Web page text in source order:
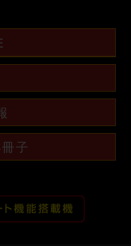
モーションムービー
子